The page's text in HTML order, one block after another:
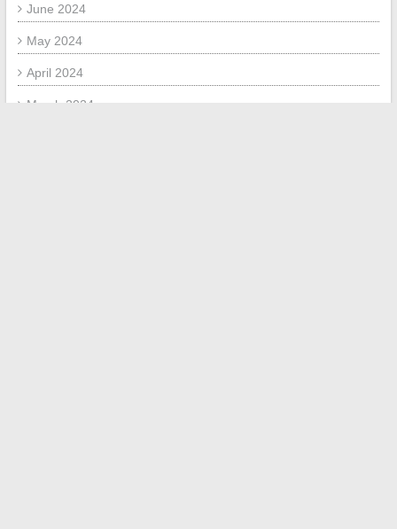
June 2024
May 2024
April 2024
March 2024